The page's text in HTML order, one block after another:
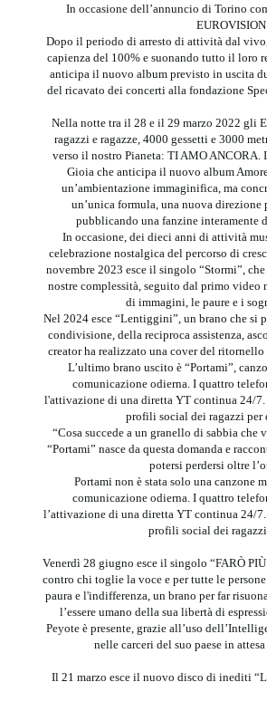
In occasione dell’annuncio di Torino
Dopo il periodo di arresto di attività dal
capienza del 100% e suonando tutto il loro
anticipa il nuovo album previsto in uscita
del ricavato dei concerti alla fondazione
Nella notte tra il 28 e il 29 marzo 2022 gli
ragazzi e ragazze, 4000 gessetti e 3000
verso il nostro Pianeta: TI AMO ANCORA.
Gioia che anticipa il nuovo album
un’ambientazione immaginifica, ma
un’unica formula, una nuova
pubblicando una fanzine interamente
In occasione, dei dieci anni di attività
celebrazione nostalgica del percorso di
novembre 2023 esce il singolo “Stormi”,
nostre complessità, seguito dal primo
di immagini, le paure e i
Nel 2024 esce “Lentiggini”, un brano che si
condivisione, della reciproca assistenza,
creator ha realizzato una cover del
L’ultimo brano uscito è “Portami”,
comunicazione odierna. I quattro
l'attivazione di una diretta YT continua 24/
profili social dei ragazzi per
“Cosa succede a un granello di sabbia
“Portami” nasce da questa domanda e
potersi perdersi oltre
Portami non è stata solo una canzone
comunicazione odierna. I quattro
l’attivazione di una diretta YT continua 24/
profili social dei
Venerdì 28 giugno esce il singolo “FARÒ
contro chi toglie la voce e per tutte le
paura e l'indifferenza, un brano per far
l’essere umano della sua libertà di
Peyote è presente, grazie all’uso
nelle carceri del suo paese in
Il 21 marzo esce il nuovo disco di inediti